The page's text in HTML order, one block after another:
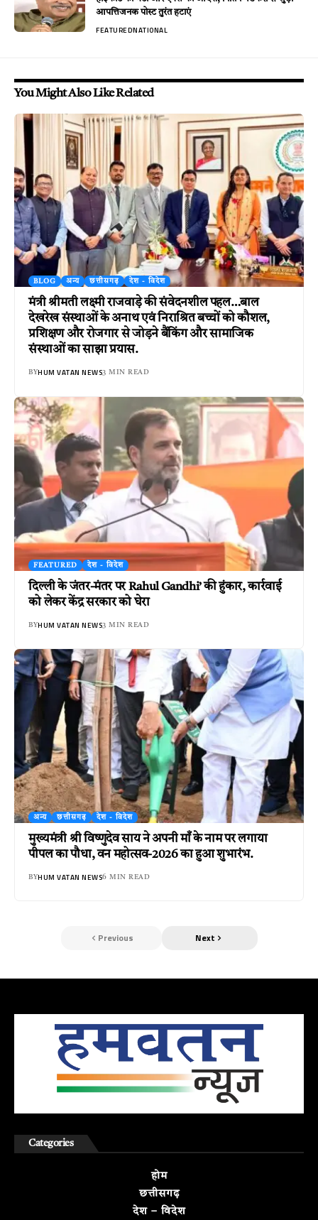
आपत्तिजनक पोस्ट तुरंत हटाएं
FEATUREDNATIONAL
You Might Also Like Related
BLOG अन्य छत्तीसगढ़ देश - विदेश
मंत्री श्रीमती लक्ष्मी राजवाड़े की संवेदनशील पहल…बाल
देखरेख संस्थाओं के अनाथ एवं निराश्रित बच्चों को कौशल,
प्रशिक्षण और रोजगार से जोड़ने बैंकिंग और सामाजिक
संस्थाओं का साझा प्रयास.
BYHUM VATAN NEWS3 MIN READ
FEATURED देश - विदेश
दिल्ली के जंतर-मंतर पर Rahul Gandhi’ की हुंकार, कार्रवाई
को लेकर केंद्र सरकार को घेरा
BYHUM VATAN NEWS3 MIN READ
अन्य छत्तीसगढ़ देश - विदेश
मुख्यमंत्री श्री विष्णुदेव साय ने अपनी माँ के नाम पर लगाया
पीपल का पौधा, वन महोत्सव-2026 का हुआ शुभारंभ.
BYHUM VATAN NEWS6 MIN READ
Previous Next
Categories
होम
छत्तीसगढ़
देश – विदेश